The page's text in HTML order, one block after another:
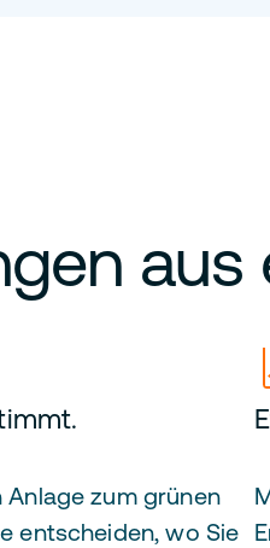
aus
Anlage zum grünen
entscheiden, wo Sie